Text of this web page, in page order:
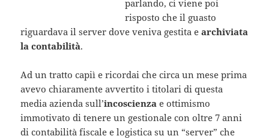
parlando, ci viene poi
risposto che il guasto
riguardava il server dove veniva gestita earchiviata
la contabilità.
Ad un tratto capiì e ricordai che circa un mese prima
avevo chiaramente avvertito i titolari di questa
media azienda sull’incoscienza e ottimismo
immotivato di tenere un gestionale con oltre 7 anni
di contabilità fiscale e logistica su un “server” che